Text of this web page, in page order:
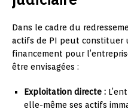
Dans le cadre du
actifs de PI peut constituer
financement pour
être envisagées :
Exploitation directe :
elle-même ses actifs